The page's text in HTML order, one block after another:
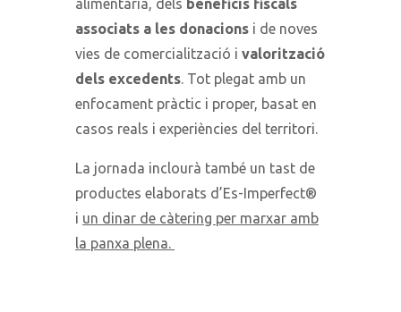
alimentària, dels beneficis fiscals
associats a les donacions i de noves
vies de comercialització i valorització
dels excedents. Tot plegat amb un
enfocament pràctic i proper, basat en
casos reals i experiències del territori.
La jornada inclourà també un tast de
productes elaborats d’Es-Imperfect®
i un dinar de càtering per marxar amb
la panxa plena.